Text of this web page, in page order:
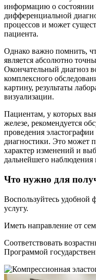
информацию о состоянии
дифференциальной
процессов и может
пациента.
Однако важно помнить,
является абсолютно
Окончательный диагноз
комплексного
картину, результаты
визуализации.
Пациентам, у которых
железе, рекомендуется
проведения
диагностики. Это может
характер изменений и
дальнейшего наблюдения
Что нужно для
Воспользуйтесь
услугу.
Иметь направление от
Соответствовать
Программой